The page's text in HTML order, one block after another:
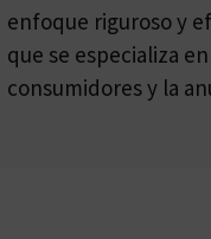
enfoque riguroso y
que se especializa
consumidores y la